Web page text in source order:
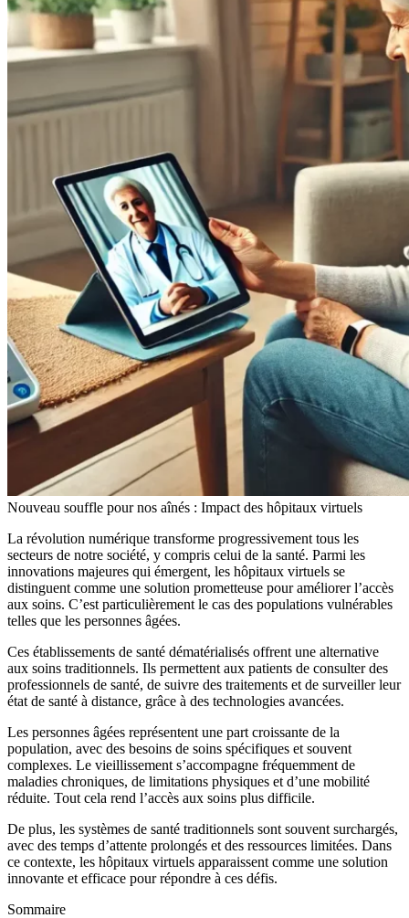
Nouveau souffle pour nos aînés : Impact des hôpitaux virtuels
La révolution numérique transforme progressivement tous les
secteurs de notre société, y compris celui de la santé. Parmi les
innovations majeures qui émergent, les hôpitaux virtuels se
distinguent comme une solution prometteuse pour améliorer l’accès
aux soins. C’est particulièrement le cas des populations vulnérables
telles que les personnes âgées.
Ces établissements de santé dématérialisés offrent une alternative
aux soins traditionnels. Ils permettent aux patients de consulter des
professionnels de santé, de suivre des traitements et de surveiller leur
état de santé à distance, grâce à des technologies avancées.
Les personnes âgées représentent une part croissante de la
population, avec des besoins de soins spécifiques et souvent
complexes. Le vieillissement s’accompagne fréquemment de
maladies chroniques, de limitations physiques et d’une mobilité
réduite. Tout cela rend l’accès aux soins plus difficile.
De plus, les systèmes de santé traditionnels sont souvent surchargés,
avec des temps d’attente prolongés et des ressources limitées. Dans
ce contexte, les hôpitaux virtuels apparaissent comme une solution
innovante et efficace pour répondre à ces défis.
Sommaire